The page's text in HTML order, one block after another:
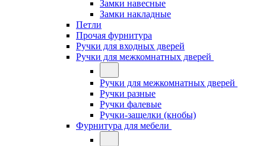
Замки навесные
Замки накладные
Петли
Прочая фурнитура
Ручки для входных дверей
Ручки для межкомнатных дверей
Ручки для межкомнатных дверей
Ручки разные
Ручки фалевые
Ручки-защелки (кнобы)
Фурнитура для мебели